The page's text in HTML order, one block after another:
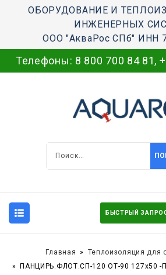
ОБОРУДОВАНИЕ И
ИНЖЕНЕРНЫХ
ООО "АкваРос СПб" ИНН
Телефоны: 8 800 700 84 81,
БЫСТРЫЙ
Главная
Теплоизоляция для
ПАНЦИРЬ.ФЛОТ.СП-120 ОТ-90 127x50 -